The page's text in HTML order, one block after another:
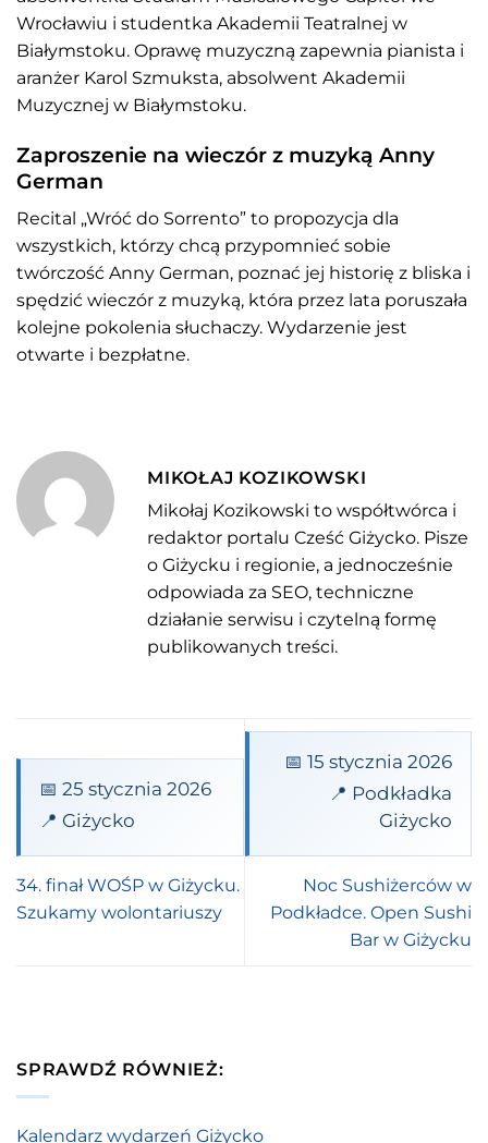
Wrocławiu i studentka Akademii Teatralnej w
Białymstoku. Oprawę muzyczną zapewnia pianista i
aranżer Karol Szmuksta, absolwent Akademii
Muzycznej w Białymstoku.
Zaproszenie na wieczór z muzyką Anny
German
Recital „Wróć do Sorrento” to propozycja dla
wszystkich, którzy chcą przypomnieć sobie
twórczość Anny German, poznać jej historię z bliska i
spędzić wieczór z muzyką, która przez lata poruszała
kolejne pokolenia słuchaczy. Wydarzenie jest
otwarte i bezpłatne.
MIKOŁAJ KOZIKOWSKI
Mikołaj Kozikowski to współtwórca i
redaktor portalu Cześć Giżycko. Pisze
o Giżycku i regionie, a jednocześnie
odpowiada za SEO, techniczne
działanie serwisu i czytelną formę
publikowanych treści.
📅 25 stycznia 2026
📍 Giżycko
34. finał WOŚP w Giżycku.
Szukamy wolontariuszy
📅 15 stycznia 2026
📍 Podkładka
Giżycko
Noc Sushiżerców w
Podkładce. Open Sushi
Bar w Giżycku
SPRAWDŹ RÓWNIEŻ:
Kalendarz wydarzeń Giżycko